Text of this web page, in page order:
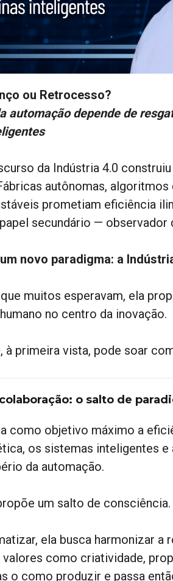
ou Retrocesso?
automação depende de
da Indústria 4.0
autônomas,
prometiam eficiência
secundário — observador
novo paradigma: a
muitos esperavam, ela
no centro da inovação.
à primeira vista, pode soar
o salto de
como objetivo máximo a
os sistemas inteligentes
da automação.
um salto de consciência.
ela busca harmonizar a
como criatividade,
o como produzir e passa